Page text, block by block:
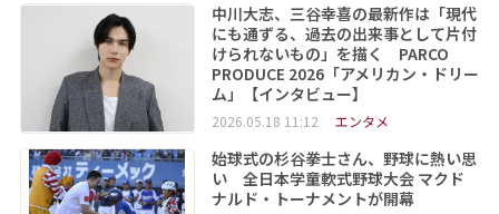
中川大志、三谷幸喜の最新作は「現代
にも通ずる、過去の出来事として片付
けられないもの」を描く PARCO
PRODUCE 2026「アメリカン・ドリー
ム」【インタビュー】
2026.05.18 11:12 エンタメ
始球式の杉谷拳士さん、野球に熱い思
い 全日本学童軟式野球大会 マクド
ナルド・トーナメントが開幕